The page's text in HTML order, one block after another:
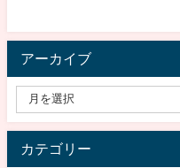
アーカイブ
カテゴリー